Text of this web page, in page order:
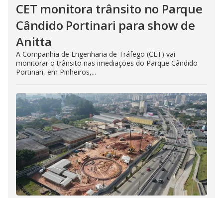
CET monitora trânsito no Parque
Cândido Portinari para show de
Anitta
A Companhia de Engenharia de Tráfego (CET) vai
monitorar o trânsito nas imediações do Parque Cândido
Portinari, em Pinheiros,...